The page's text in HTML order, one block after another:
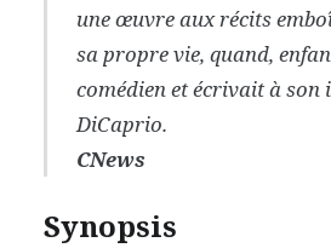
une œuvre aux récits
sa propre vie, quand,
comédien et écrivait à son
DiCaprio.
CNews
Synopsis